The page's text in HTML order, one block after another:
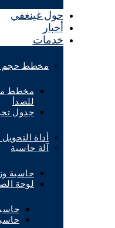
حول غينغفي
أخبار
خدمات
مخطط حجم
مخطط
للصدأ
جدول
أداة
آلة حاسبة
حاسبة
لوحة